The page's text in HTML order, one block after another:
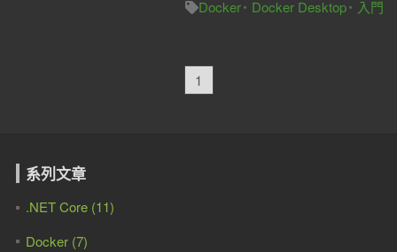
Docker
Docker Desktop 入門
1
系列文章
.NET Core (11)
Docker (7)